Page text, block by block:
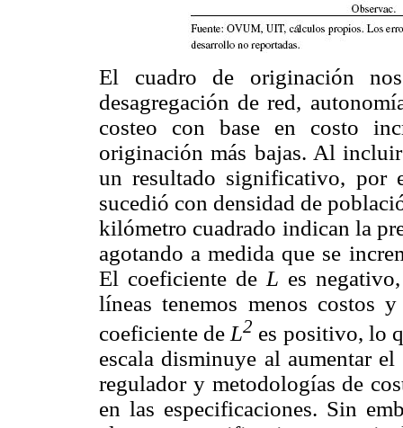
El cuadro de originación
desagregación de red,
costeo con base en costo
originación más bajas. Al
un resultado significativo, por
sucedió con densidad de
kilómetro cuadrado indican la
agotando a medida que se
El coeficiente de L es
líneas tenemos menos costos
coeficiente de L2 es positivo, lo
escala disminuye al aumentar
regulador y metodologías de
en las especificaciones. Sin